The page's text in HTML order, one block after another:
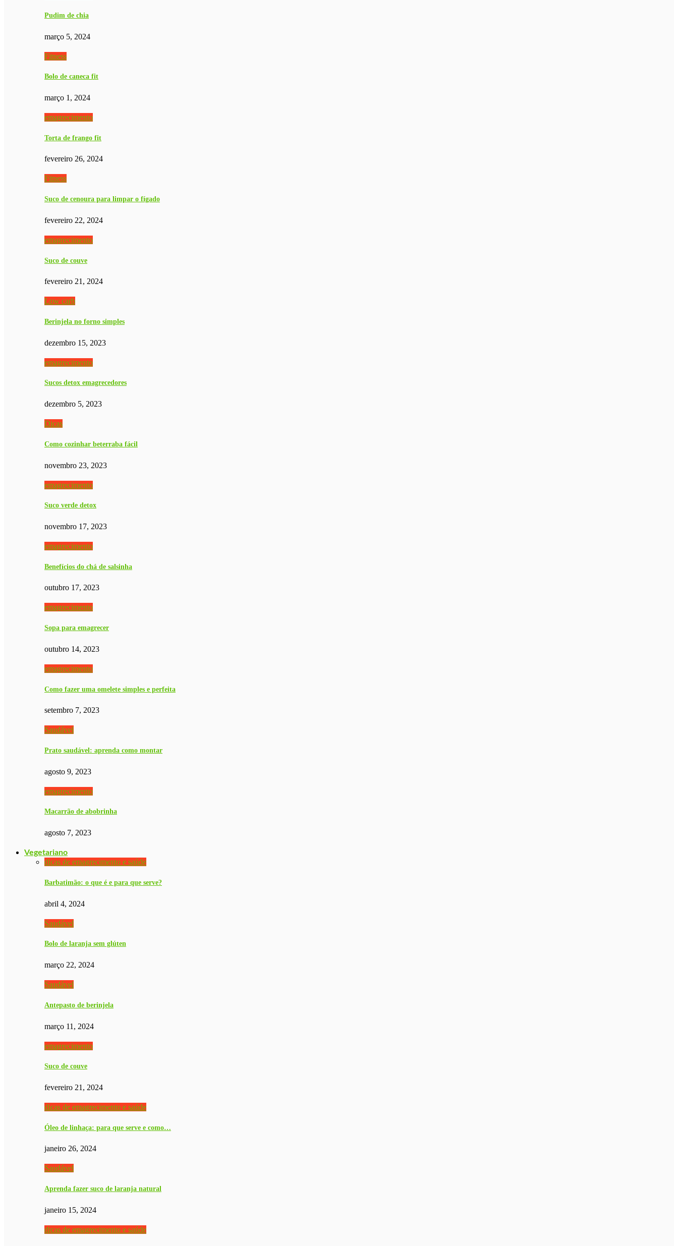
Pudim de chia
março 5, 2024
Fitness
Bolo de caneca fit
março 1, 2024
emagrecimento
Torta de frango fit
fevereiro 26, 2024
Fitness
Suco de cenoura para limpar o fígado
fevereiro 22, 2024
emagrecimento
Suco de couve
fevereiro 21, 2024
Low carb
Berinjela no forno simples
dezembro 15, 2023
emagrecimento
Sucos detox emagrecedores
dezembro 5, 2023
Dicas
Como cozinhar beterraba fácil
novembro 23, 2023
emagrecimento
Suco verde detox
novembro 17, 2023
emagrecimento
Benefícios do chá de salsinha
outubro 17, 2023
emagrecimento
Sopa para emagrecer
outubro 14, 2023
emagrecimento
Como fazer uma omelete simples e perfeita
setembro 7, 2023
Saudável
Prato saudável: aprenda como montar
agosto 9, 2023
emagrecimento
Macarrão de abobrinha
agosto 7, 2023
Vegetariano
dicas de emagrecimento e saúde
Barbatimão: o que é e para que serve?
abril 4, 2024
Saudável
Bolo de laranja sem glúten
março 22, 2024
Saudável
Antepasto de berinjela
março 11, 2024
emagrecimento
Suco de couve
fevereiro 21, 2024
dicas de emagrecimento e saúde
Óleo de linhaça: para que serve e como…
janeiro 26, 2024
Saudável
Aprenda fazer suco de laranja natural
janeiro 15, 2024
dicas de emagrecimento e saúde